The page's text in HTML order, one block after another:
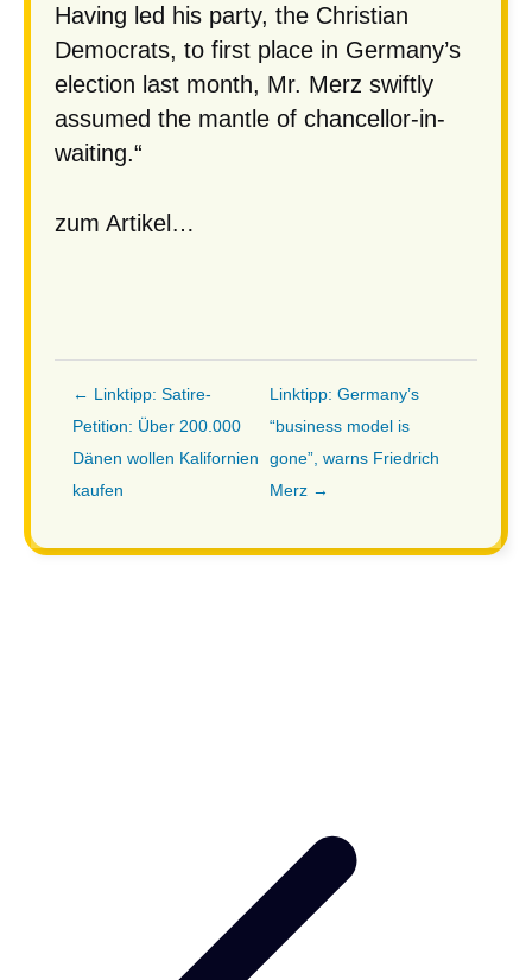
Having led his party, the Christian
Democrats, to first place in Germany’s
election last month, Mr. Merz swiftly
assumed the mantle of chancellor-in-
waiting.“
zum Artikel…
← Linktipp: Satire-
Petition: Über 200.000
Dänen wollen Kalifornien
kaufen
Linktipp: Germany’s
“business model is
gone”, warns Friedrich
Merz →